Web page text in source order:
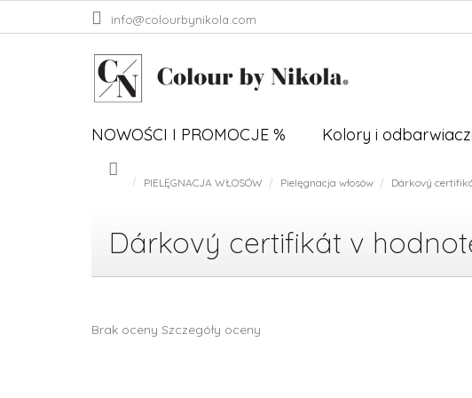
info@colourbynikola.com
NOWOŚCI I PROMOCJE % Kolory i
HomePIELĘGNACJA WŁOSÓW Pielęgnacja włosów Dárkový
Dárkový certifikát v
Średnia
Brak oceny Szczegóły oceny